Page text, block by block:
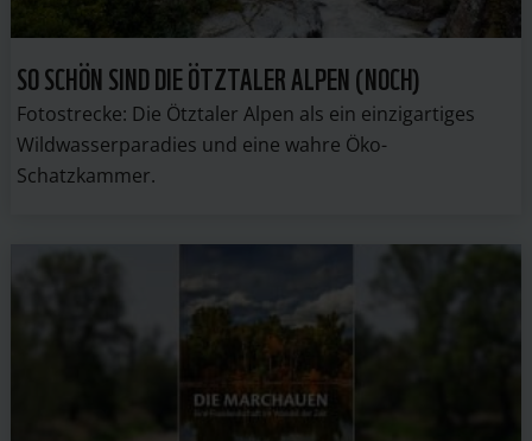
SO SCHÖN SIND DIE ÖTZTALER ALPEN (NOCH)
Fotostrecke: Die Ötztaler Alpen als ein einzigartiges
Wildwasserparadies und eine wahre Öko-
Schatzkammer.